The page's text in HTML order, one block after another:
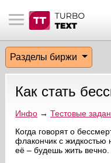
материалы
биржи
эфир
на сайте
сообщения
по форуму
Разделы биржи
Как стать
Инфо→ Тестовые
Когда говорят о
флакончик с жидкостью
её – будешь жить вечно.